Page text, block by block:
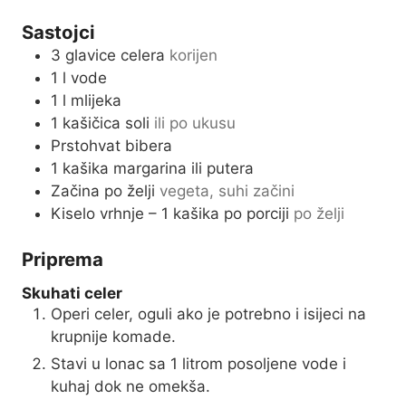
e
Sastojci
3 glavice celera korijen
1 l vode
1 l mlijeka
1 kašičica soli ili po ukusu
Prstohvat bibera
1 kašika margarina ili putera
Začina po želji vegeta, suhi začini
Kiselo vrhnje – 1 kašika po porciji po želji
Priprema
Skuhati celer
Operi celer, oguli ako je potrebno i isijeci na
krupnije komade.
Stavi u lonac sa 1 litrom posoljene vode i
kuhaj dok ne omekša.